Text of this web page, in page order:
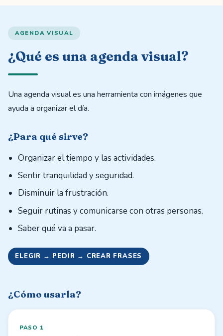
AGENDA VISUAL
¿Qué es una agenda visual?
Una agenda visual es una herramienta con imágenes que
ayuda a organizar el día.
¿Para qué sirve?
Organizar el tiempo y las actividades.
Sentir tranquilidad y seguridad.
Disminuir la frustración.
Seguir rutinas y comunicarse con otras personas.
Saber qué va a pasar.
ELEGIR → PEDIR → CREAR FRASES
¿Cómo usarla?
PASO 1